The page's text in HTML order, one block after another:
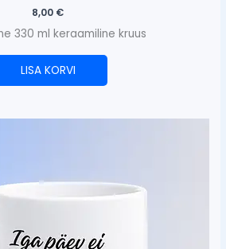
8,00 €
330 ml keraamiline kruus
LISA KORVI